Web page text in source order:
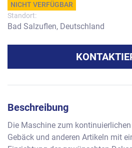
NICHT VERFÜGBAR
Standort:
Bad Salzuflen, Deutschland
Beschreibung
Die Maschine zum
Gebäck und anderen Artikeln mit